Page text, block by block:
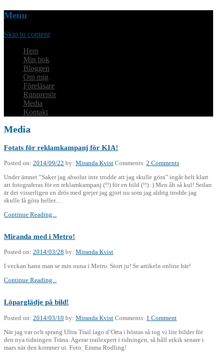
Menu
Skip to content
Hem
Min bok
Bloggen
Om mig
Föreläsare
Runprenör
Media
Kontakt
Media
Fotats för reklamkampanj för KIA!
Posted on: 2014/09/22 by: Miranda Kvist Comments: 2 Comments
Under ämnet ”Saker jag absolut inte trodde att jag skulle göra” ingår helt klart
att fotograferas för en reklamkampanj (!!) för en bild (!!) :) Men åh så kul! Sedan
är det visserligen en drös med grejer jag gjort nu som jag aldrig trodde jag
skulle få göra heller....
Continue Reading...
Miranda med i Metro!
Posted on: 2014/03/28 by: Miranda Kvist
I veckan hann man se min nuna i Metro. Stort ju! Se artikeln online här!
Continue Reading...
Löparglädje på bild!
Posted on: 2014/03/10 by: Miranda Kvist Comments: 1 Comment
När jag var och sprang Ultra Trail lago d’Orta i höstas så tog vi lite bilder för
den nya tidningen Träna. Agerar trailexpert i tidningen, så håll utkik senare i
mars när den kommer ut. Foto: Emma Rodling!